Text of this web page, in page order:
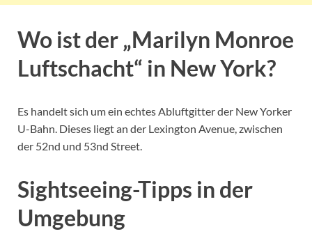
Wo ist der „Marilyn Monroe
Luftschacht“ in New York?
Es handelt sich um ein echtes Abluftgitter der New Yorker
U-Bahn. Dieses liegt an der Lexington Avenue, zwischen
der 52nd und 53nd Street.
Sightseeing-Tipps in der
Umgebung